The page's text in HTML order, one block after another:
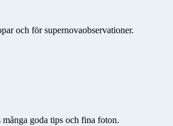
och för supernovaobservationer.
goda tips och fina foton.